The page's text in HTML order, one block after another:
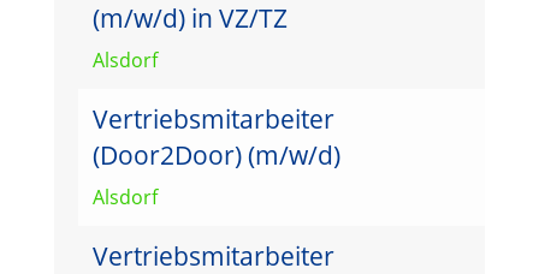
(m/w/d) in VZ/TZ
Alsdorf
Vertriebsmitarbeiter
(Door2Door) (m/w/d)
Alsdorf
Vertriebsmitarbeiter